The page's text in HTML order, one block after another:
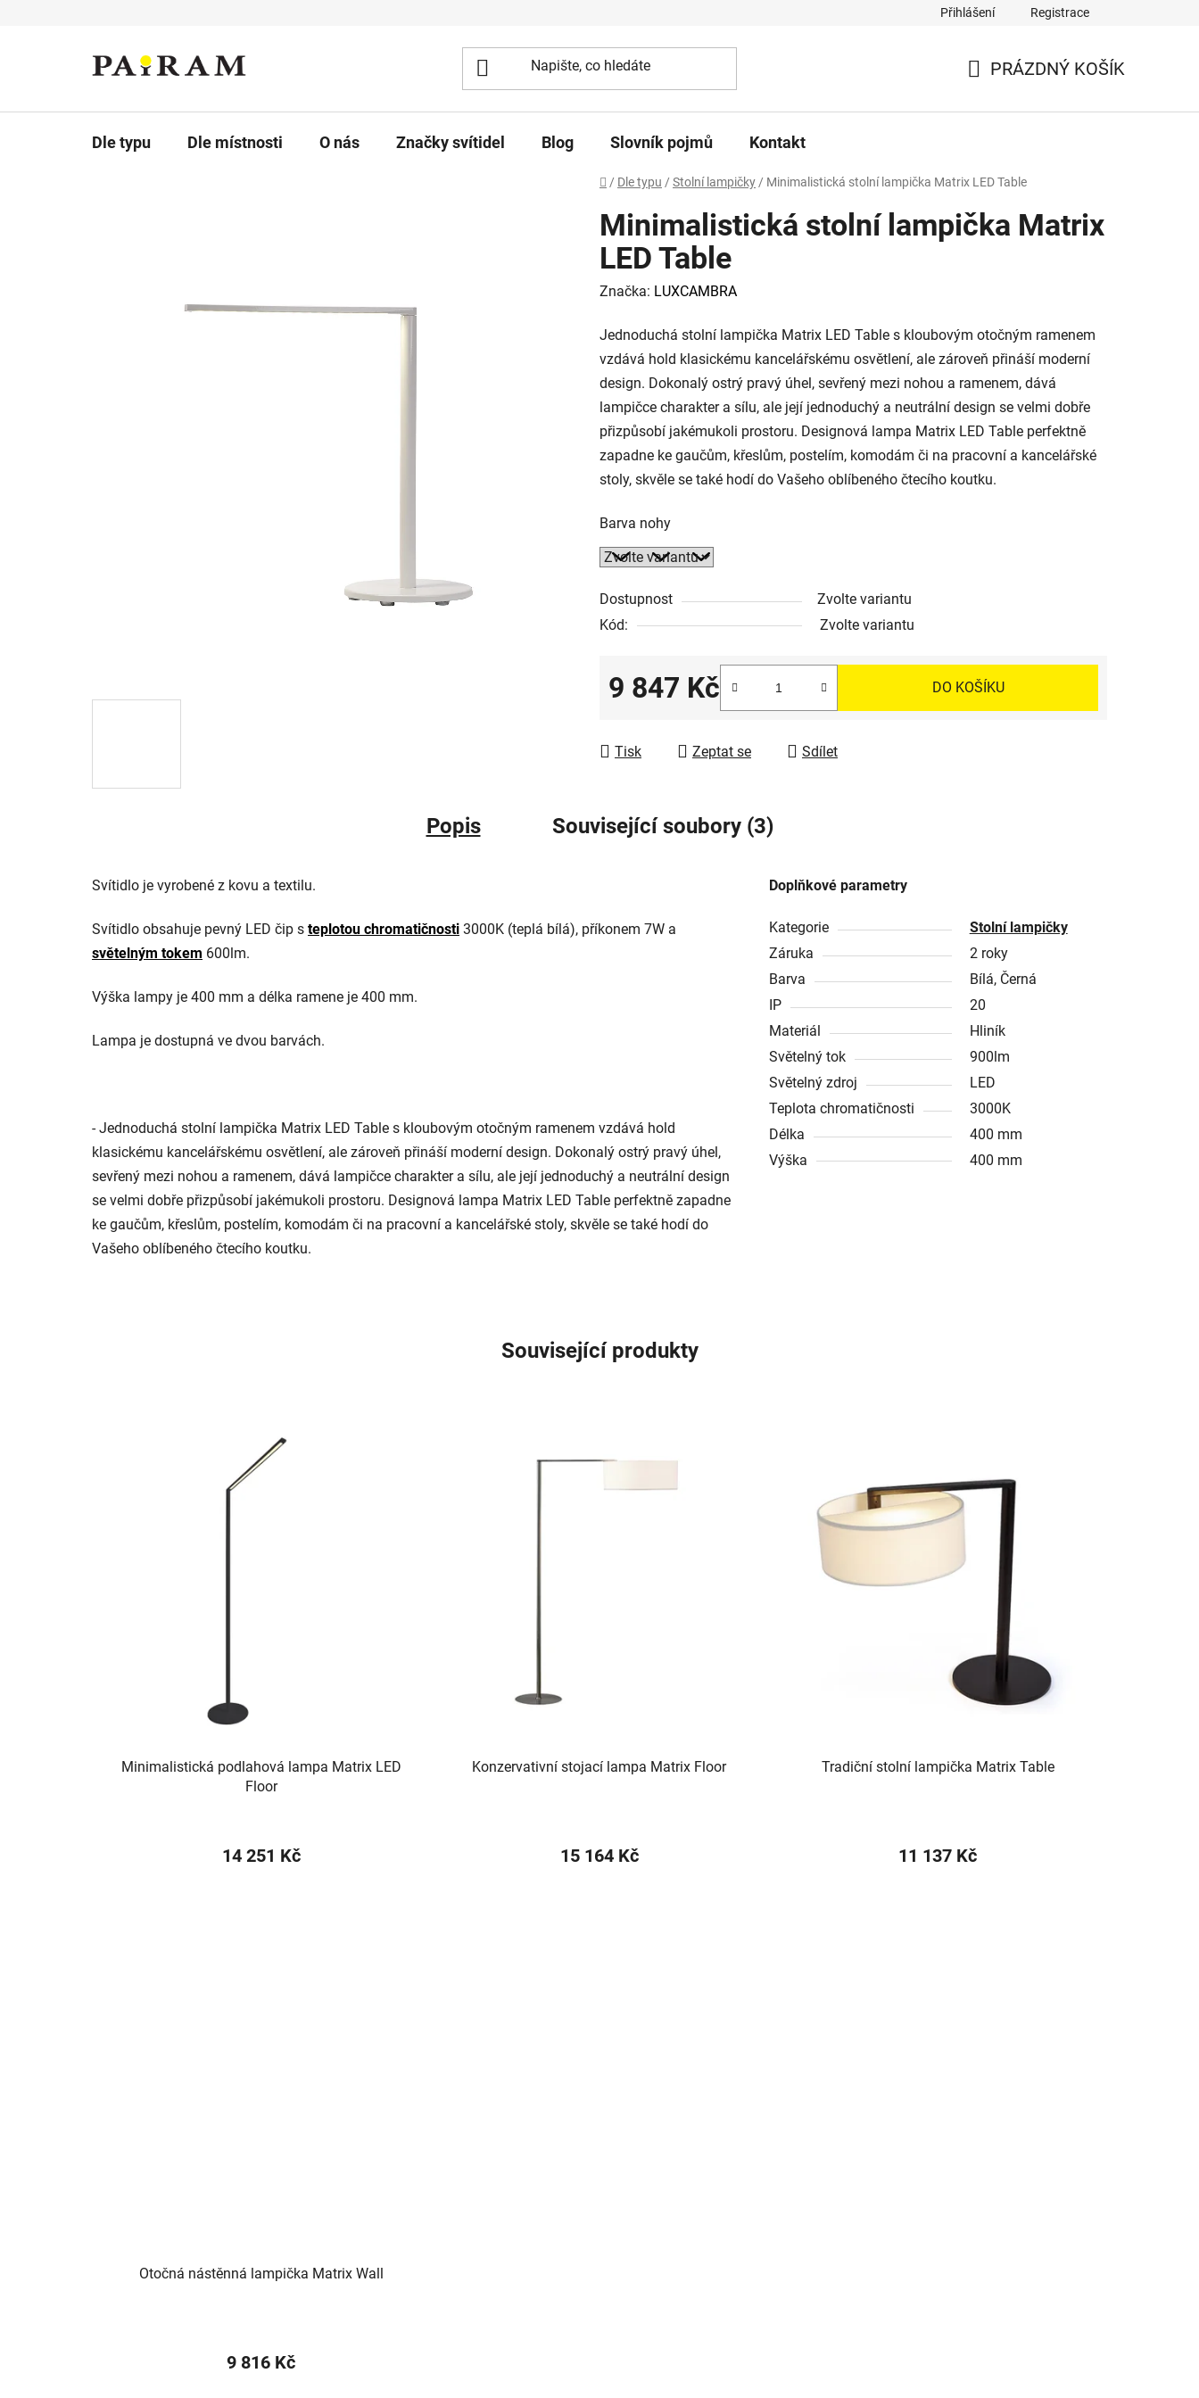
Přihlášení Registrace
PRÁZDNÝ KOŠÍK
Dle typu Dle místnosti O nás Značky svítidel Blog Slovník pojmů Kontakt
Domů
/ Dle typu / Stolní lampičky / Minimalistická stolní lampička Matrix LED Table
Minimalistická stolní lampička Matrix
LED Table
Značka: LUXCAMBRA
Jednoduchá stolní lampička Matrix LED Table s kloubovým otočným ramenem
vzdává hold klasickému kancelářskému osvětlení, ale zároveň přináší moderní
design. Dokonalý ostrý pravý úhel, sevřený mezi nohou a ramenem, dává
lampičce charakter a sílu, ale její jednoduchý a neutrální design se velmi dobře
přizpůsobí jakémukoli prostoru. Designová lampa Matrix LED Table perfektně
zapadne ke gaučům, křeslům, postelím, komodám či na pracovní a kancelářské
stoly, skvěle se také hodí do Vašeho oblíbeného čtecího koutku.
Barva nohy
Dostupnost
Zvolte variantu
Kód:
Zvolte variantu
9 847 Kč DO KOŠÍKU
Tisk Zeptat se Sdílet
Popis Související soubory (3)
Svítidlo je vyrobené z kovu a textilu.
Svítidlo obsahuje pevný LED čip s teplotou chromatičnosti 3000K (teplá bílá), příkonem 7W a
světelným tokem 600lm.
Výška lampy je 400 mm a délka ramene je 400 mm.
Lampa je dostupná ve dvou barvách.
- Jednoduchá stolní lampička Matrix LED Table s kloubovým otočným ramenem vzdává hold
klasickému kancelářskému osvětlení, ale zároveň přináší moderní design. Dokonalý ostrý pravý úhel,
sevřený mezi nohou a ramenem, dává lampičce charakter a sílu, ale její jednoduchý a neutrální design
se velmi dobře přizpůsobí jakémukoli prostoru. Designová lampa Matrix LED Table perfektně zapadne
ke gaučům, křeslům, postelím, komodám či na pracovní a kancelářské stoly, skvěle se také hodí do
Vašeho oblíbeného čtecího koutku.
Doplňkové parametry
Kategorie
Stolní lampičky
Záruka
2 roky
Barva
Bílá, Černá
IP
20
Materiál
Hliník
Světelný tok
900lm
Světelný zdroj
LED
Teplota chromatičnosti
3000K
Délka
400 mm
Výška
400 mm
Související produkty
Minimalistická podlahová lampa Matrix LED
Floor
14 251 Kč
Konzervativní stojací lampa Matrix Floor
15 164 Kč
Tradiční stolní lampička Matrix Table
11 137 Kč
Otočná nástěnná lampička Matrix Wall
9 816 Kč